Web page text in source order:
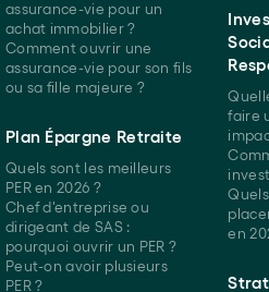
assurance-vie pour un
achat immobilier ?
Comment ouvrir une
assurance-vie pour son fils
ou sa fille majeure ?
Plan Épargne Retraite
Quels sont les meilleurs
PERen 2026 ?
Chef d'entreprise ou
dirigeant de SAS :
pourquoi ouvrir un PER ?
Peut-on avoir plusieurs
PER ?
faire
en